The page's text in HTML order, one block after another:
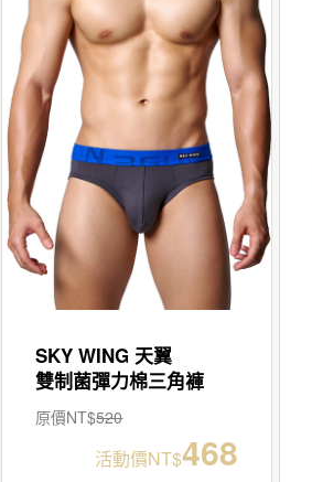
SKY WING 天翼
雙制菌彈力棉三角褲
原價NT$520
活動價NT$468